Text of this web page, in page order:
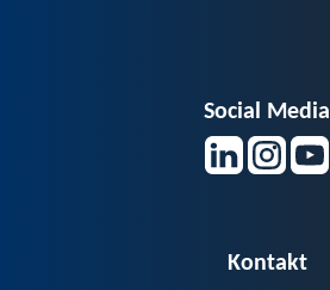
Social Media
Kontakt